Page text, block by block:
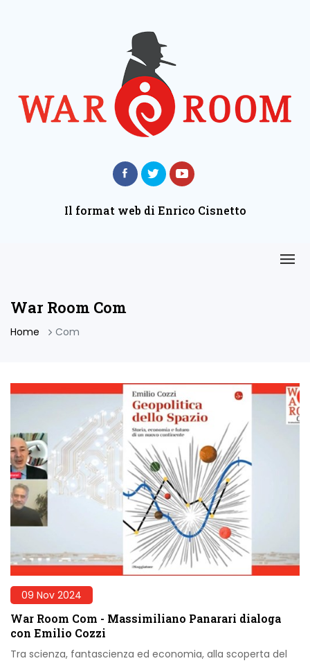
Il format web di Enrico Cisnetto
War Room Com
Home Com
09 Nov 2024
War Room Com - Massimiliano Panarari dialoga
con Emilio Cozzi
Tra scienza, fantascienza ed economia, alla scoperta del